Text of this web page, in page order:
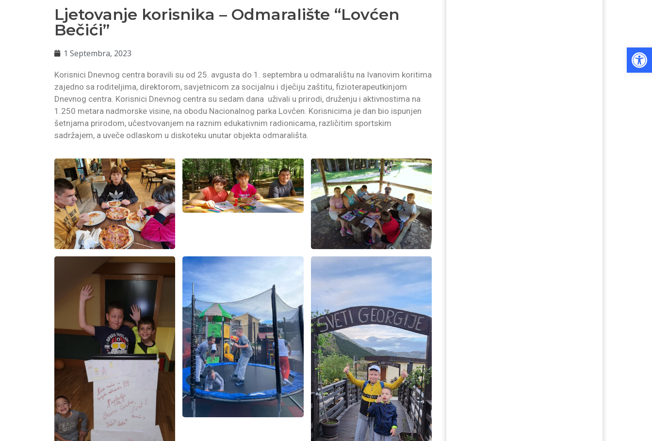
Ljetovanje korisnika – Odmaralište “Lovćen
Bečići”
1 Septembra, 2023
Korisnici Dnevnog centra boravili su od 25. avgusta do 1. septembra u odmaralištu na Ivanovim koritima
zajedno sa roditeljima, direktorom, savjetnicom za socijalnu i dječiju zaštitu, fizioterapeutkinjom
Dnevnog centra. Korisnici Dnevnog centra su sedam dana uživali u prirodi, druženju i aktivnostima na
1.250 metara nadmorske visine, na obodu Nacionalnog parka Lovćen. Korisnicima je dan bio ispunjen
šetnjama prirodom, učestvovanjem na raznim edukativnim radionicama, različitim sportskim
sadržajem, a uveče odlaskom u diskoteku unutar objekta odmarališta.